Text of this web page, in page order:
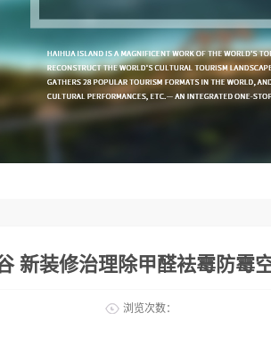
新装修治理除甲醛袪霉防霉
浏览次数：